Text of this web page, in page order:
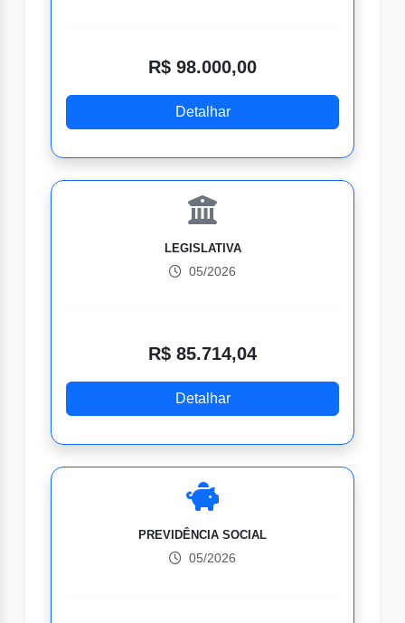
R$ 98.000,00
Detalhar
LEGISLATIVA
05/2026
R$ 85.714,04
Detalhar
PREVIDÊNCIA SOCIAL
05/2026